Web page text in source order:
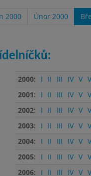
2000 Únor 2000
2000: I II III IV V
2001:
I II III IV V
2002:
I II III IV V
2003:
I II III IV V
2004:
I II III IV V
2005:
I II III IV V
2006:
I II III IV V